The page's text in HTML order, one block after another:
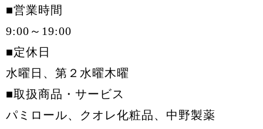
■営業時間
9:00～19:00
■定休日
水曜日、第２水曜木曜
■取扱商品・サービス
パミロール、クオレ化粧品、中野製薬